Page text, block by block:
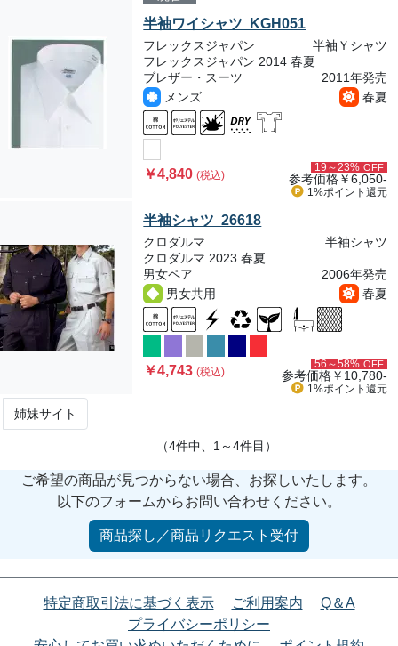
半袖ワイシャツ KGH051
フレックスジャパン
半袖Ｙシャツ
フレックスジャパン 2014 春夏
ブレザー・スーツ
2011年発売
メンズ
春夏
￥4,840(税込)
19～23% OFF
参考価格￥6,050-
1%ポイント 還元
半袖シャツ 26618
クロダルマ
半袖シャツ
クロダルマ 2023 春夏
男女ペア
2006年発売
男女共用
春夏
￥4,743(税込)
56～58% OFF
参考価格￥10,780-
1%ポイント 還元
姉妹サイト
（4件中、1～4件目）
ご希望の商品が見つからない場合、お探しいたします。
以下のフォームからお問い合わせください。
商品探し／商品リクエスト受付
特定商取引法に基づく表示 ご利用案内
Q＆A
プライバシーポリシー